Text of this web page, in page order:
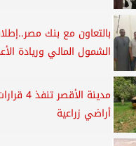
بالتعاون مع بنك
الشمول المالي وريادة
مدينة
أراضي زراعية